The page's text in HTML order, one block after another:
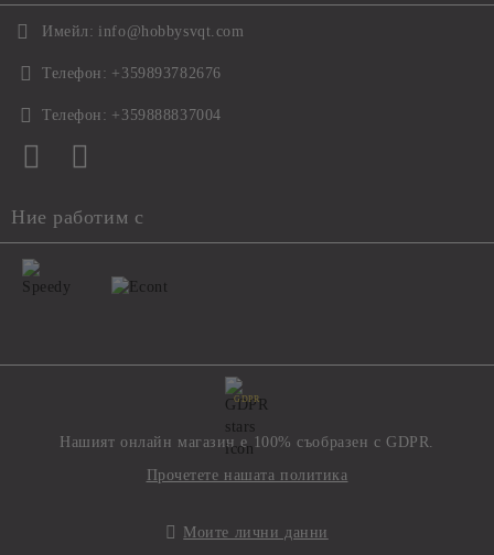
Имейл: info@hobbysvqt.com
Телефон: +359893782676
Телефон: +359888837004
Ние работим с
GDPR
Нашият онлайн магазин е 100% съобразен с GDPR.
Прочетете нашата политика
Моите лични данни